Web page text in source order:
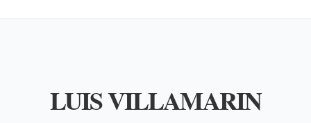
LUIS VILLAMARIN